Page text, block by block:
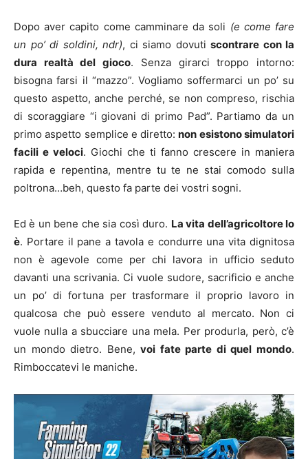
Dopo aver capito come camminare da soli (e come fare
un po’ di soldini, ndr), ci siamo dovuti scontrare con la
dura realtà del gioco. Senza girarci troppo intorno:
bisogna farsi il “mazzo”. Vogliamo soffermarci un po’ su
questo aspetto, anche perché, se non compreso, rischia
di scoraggiare “i giovani di primo Pad”. Partiamo da un
primo aspetto semplice e diretto:non esistono simulatori
facili e veloci. Giochi che ti fanno crescere in maniera
rapida e repentina, mentre tu te ne stai comodo sulla
poltrona…beh, questo fa parte dei vostri sogni.
Ed è un bene che sia così duro. La vita dell’agricoltore lo
è. Portare il pane a tavola e condurre una vita dignitosa
non è agevole come per chi lavora in ufficio seduto
davanti una scrivania. Ci vuole sudore, sacrificio e anche
un po’ di fortuna per trasformare il proprio lavoro in
qualcosa che può essere venduto al mercato. Non ci
vuole nulla a sbucciare una mela. Per produrla, però, c’è
un mondo dietro. Bene,voi fate parte di quel mondo.
Rimboccatevi le maniche.